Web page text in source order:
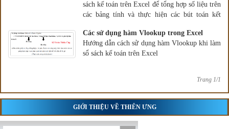
sách kế toán trên Excel để tổng hợp số liệu trên
các bảng tính và thực hiện các bút toán kết
Các sử dụng hàm Vlookup trong Excel
Hướng dẫn cách sử dụng hàm Vlookup khi làm
sổ sách kế toán trên Excel
Trang 1/1
GIỚI THIỆU VỀ THIÊN ƯNG